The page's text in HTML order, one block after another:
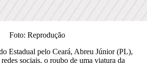
Foto: Reprodução
Estadual pelo Ceará, Abreu Júnior (PL),
sociais, o roubo de uma viatura da